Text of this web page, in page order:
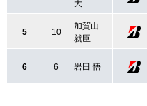
大
5 10
加賀山
就臣
6 6 岩田 悟